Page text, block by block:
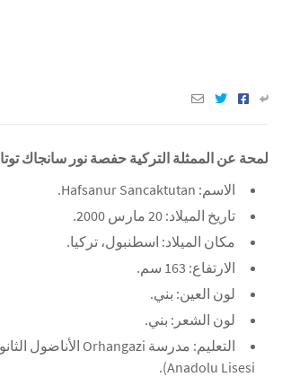
لمحة عن الممثلة التركية حفصة نور سانجاك
الاسم: Hafsanur Sancaktutan.
تاريخ الميلاد: 20 مارس 2000.
مكان الميلاد: اسطنبول، تركيا.
الارتفاع: 163 سم.
لون العين: بني.
لون الشعر: بني.
Anadolu Lisesi).